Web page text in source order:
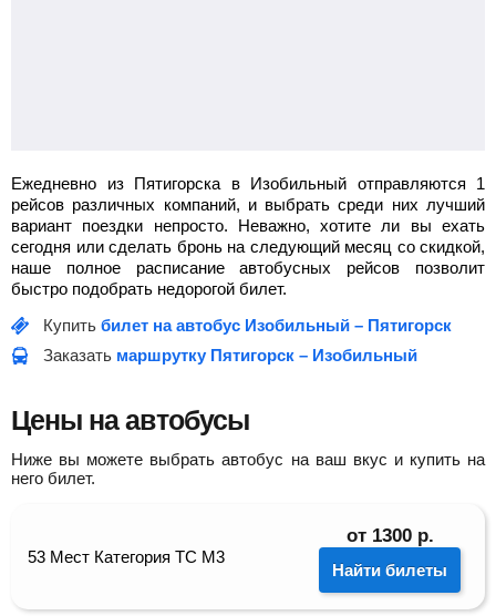
Ежедневно из Пятигорска в Изобильный отправляются 1
рейсов различных компаний, и выбрать среди них лучший
вариант поездки непросто. Неважно, хотите ли вы ехать
сегодня или сделать бронь на следующий месяц со скидкой,
наше полное расписание автобусных рейсов позволит
быстро подобрать недорогой билет.
Купить билет на автобус Изобильный – Пятигорск
Заказать маршрутку Пятигорск – Изобильный
Цены на автобусы
Ниже вы можете выбрать автобус на ваш вкус и купить на
него билет.
53 Мест Категория ТС М3
от 1300 р.
Найти билеты